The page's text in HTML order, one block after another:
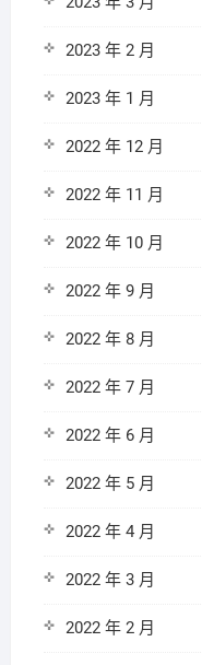
2023 年 2 月
2023 年 1 月
2022 年 12 月
2022 年 11 月
2022 年 10 月
2022 年 9 月
2022 年 8 月
2022 年 7 月
2022 年 6 月
2022 年 5 月
2022 年 4 月
2022 年 3 月
2022 年 2 月